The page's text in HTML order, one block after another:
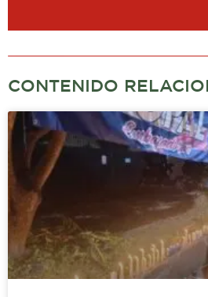
CONTENIDO